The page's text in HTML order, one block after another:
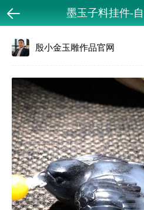
墨玉子料挂件-
返回
殷小金玉雕作品官网